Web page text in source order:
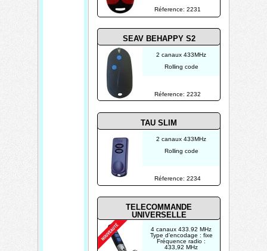
Réference: 2232
Réference: 2231
2 canaux 433MHz
Rolling code
SEAV BEHAPPY S2
Réference: 2234
2 canaux 433MHz
Rolling code
TAU SLIM
TELECOMMANDE
UNIVERSELLE
4 canaux 433.92 MHz
Type d’encodage : fixe
Fréquence radio :
433,92 MHz